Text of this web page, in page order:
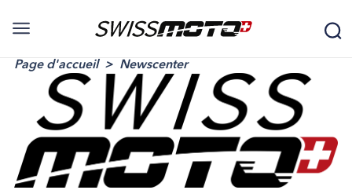
Page d'accueil Newscenter